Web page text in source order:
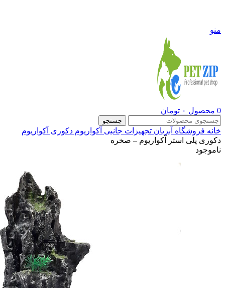
منو
0 محصول ۰ تومان
جستجو
خانه فروشگاه آبزیان تجهیزات جانبی آکواریوم دکوری آکواریوم
دکوری پلی استر آکواریوم – صخره
ناموجود